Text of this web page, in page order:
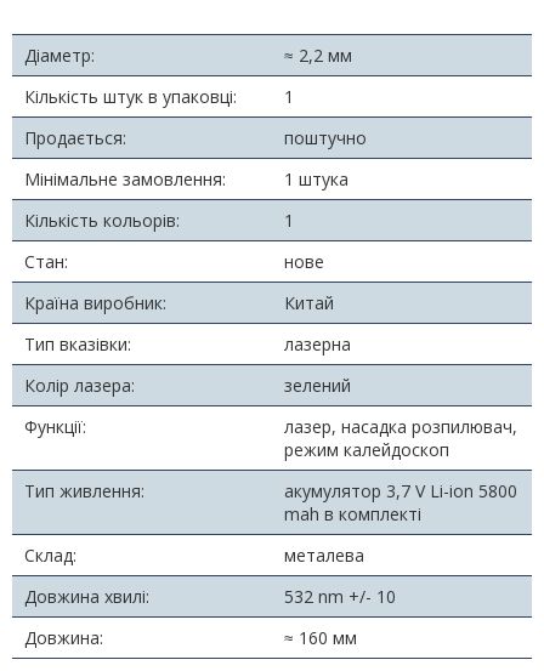
Діаметр:
≈ 2,2 мм
Кількість штук в упаковці:
1
Продається:
поштучно
Мінімальне замовлення:
1 штука
Кількість кольорів:
1
Стан:
нове
Країна виробник:
Китай
Тип вказівки:
лазерна
Колір лазера:
зелений
Функції:
лазер, насадка розпилювач,
режим калейдоскоп
Тип живлення:
акумулятор 3,7 V Li-ion 5800
mah в комплекті
Склад:
металева
Довжина хвилі:
532 nm +/- 10
Довжина:
≈ 160 мм